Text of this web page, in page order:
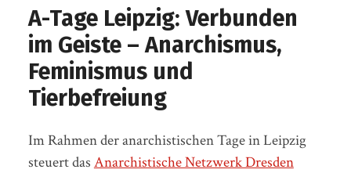
A-Tage Leipzig: Verbunden
im Geiste – Anarchismus,
Feminismus und
Tierbefreiung
Im Rahmen der anarchistischen Tage in Leipzig
steuert das Anarchistische Netzwerk Dresden